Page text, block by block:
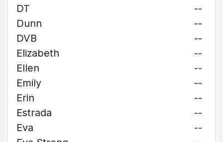
DT
--
Dunn
--
DVB
--
Elizabeth
--
Ellen
--
Emily
--
Erin
--
Estrada
--
Eva
--